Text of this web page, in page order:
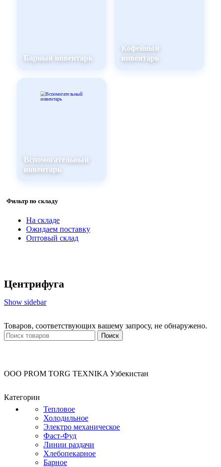
Барный инвентарь
Кофейный
инвентарь
Вспомогательный
инвентарь
Фильтр по складу
На складе
Ожидаем поставку
Оптовый склад
Центрифуга
Show sidebar
Товаров, соответствующих вашему запросу, не обнаружено.
Поиск
OOO PROM TORG TEXNIKA Узбекистан
Категории
Тепловое
Холодильное
Электро механическое
Фаст-Фуд
Линии раздачи
Хлебопекарное
Барное